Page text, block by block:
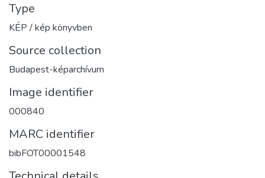
Type
KÉP / kép könyvben
Source collection
Budapest-képarchívum
Image identifier
000840
MARC identifier
bibFOT00001548